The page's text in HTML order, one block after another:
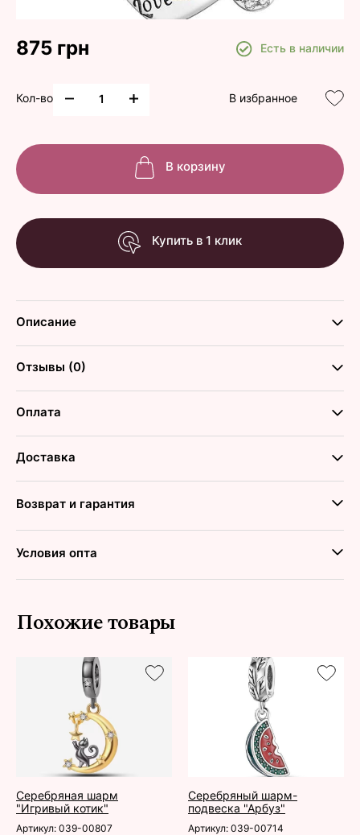
875 грн Есть в наличии
Кол-во В избранное
В корзину
Купить в 1 клик
Описание
Отзывы (0)
Оплата
Доставка
Возврат и гарантия
Условия опта
Похожие товары
Серебряная шарм
"Игривый котик"
Серебряный шарм-
подвеска "Арбуз"
Артикул: 039-00807 Артикул: 039-00714